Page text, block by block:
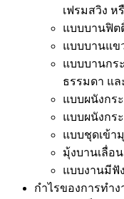
เฟรมสวิง ห
แบบบานฟิต
แบบบานแข
แบบบานกร
ธรรมดา แล
แบบผนังกร
แบบผนังกร
แบบชุดเข้า
มุ้งบานเลื่อน
แบบงานมีฟั
กำไรของการทำ